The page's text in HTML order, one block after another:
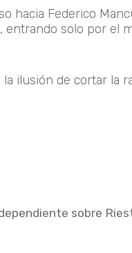
hacia Federico
solo por el
ilusión de cortar la
sobre